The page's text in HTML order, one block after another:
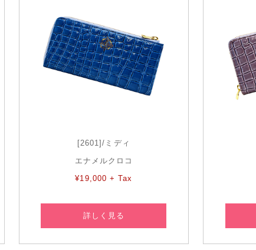
[2601]/ミディ
エナメルクロコ
¥19,000 + Tax
詳しく見る